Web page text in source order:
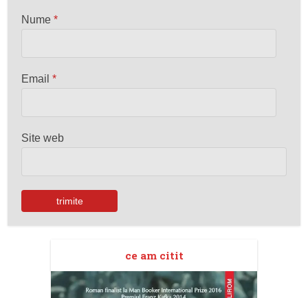
Nume*
Email*
Site web
ce am citit